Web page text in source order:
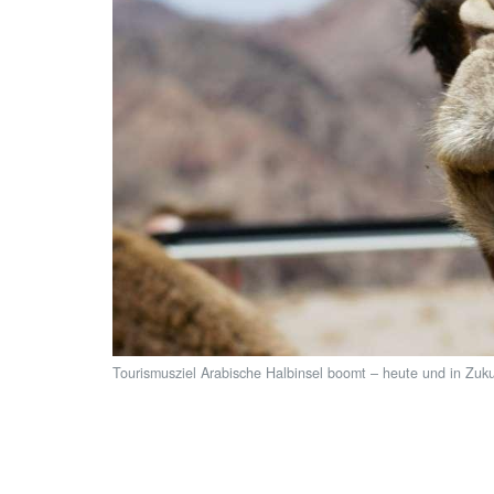
Tourismusziel Arabische Halbinsel boomt – heute und in